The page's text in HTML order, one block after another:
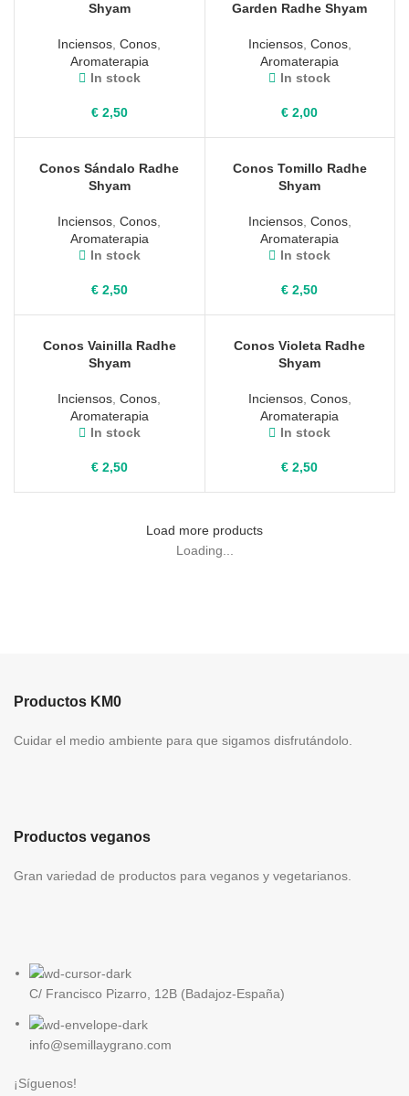
Shyam
Inciensos ,Conos
Aromaterapia
In stock
€2,50
Garden Radhe Shyam
Inciensos, Conos,
Aromaterapia
In stock
€ 2,00
Conos Sándalo Radhe
Shyam
Inciensos ,Conos
Aromaterapia
In stock
€2,50
Conos Tomillo Radhe
Shyam
Inciensos, Conos,
Aromaterapia
In stock
€ 2,50
Conos Vainilla Radhe
Shyam
Inciensos ,Conos
Aromaterapia
In stock
€2,50
Conos Violeta Radhe
Shyam
Inciensos, Conos,
Aromaterapia
In stock
€ 2,50
Load more products
Loading...
Productos KM0
Cuidar el medio ambiente para que sigamos disfrutándolo.
Productos veganos
Gran variedad de productos para veganos y vegetarianos.
C/ Francisco Pizarro, 12B (Badajoz-España)
info@semillaygrano.com
¡Síguenos!